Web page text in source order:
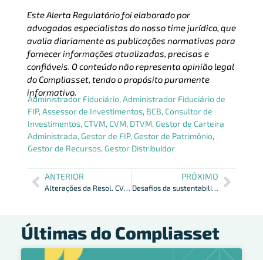
Este Alerta Regulatório foi elaborado por
advogados especialistas do nosso time jurídico, que
avalia diariamente as publicações normativas para
fornecer informações atualizadas, precisas e
confiáveis. O conteúdo não representa opinião legal
do Compliasset, tendo o propósito puramente
informativo.
Administrador Fiduciário,Administrador Fiduciário de
FIP,Assessor de Investimentos, BCB, Consultor de
Investimentos, CTVM, CVM, DTVM, Gestor de Carteira
Administrada, Gestor de FIP, Gestor de Patrimônio,
Gestor de Recursos, Gestor Distribuidor
ANTERIOR
Alterações da Resol. CVM 181 no Marco Regulatório de Fundos
PRÓXIMO
Desafios da sustentabilidade no Mercado Financeiro
Últimas do Compliasset